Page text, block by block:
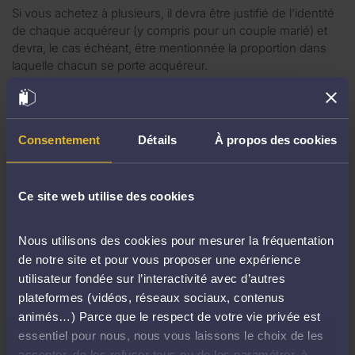
Consentement Détails À propos des cookies
Ce site web utilise des cookies
Nous utilisons des cookies pour mesurer la fréquentation
de notre site et pour vous proposer une expérience
utilisateur fondée sur l’interactivité avec d’autres
plateformes (vidéos, réseaux sociaux, contenus
animés…) Parce que le respect de votre vie privée est
essentiel pour nous, nous vous laissons le choix de les
Si vous achetez à plusieurs, il devra être justifié de l’identité
de chaque acquéreur (y compris pour un couple marié) et
devra, le cas échéant, être mentionnée la proportion dans
laquelle chacun se porte acquéreur.
Si vous achetez pour le compte d’une société, il faudra en
fournir un extrait Kbis de moins de trois mois.
Le justificatif de votre solvabilité
Pour que votre avocat puisse enchérir en votre nom, vous
représentant 10% de la mise à prix, avec un minimum de 3
000 euros ou une caution bancaire irrévocable.
Il est fortement recommandé aux amateurs de s’enquérir
auprès de l’avocat de l’ordre auquel le chèque doit être
établi.